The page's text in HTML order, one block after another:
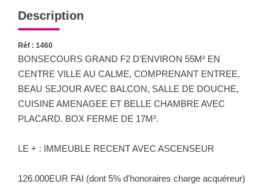
Description
Réf : 1460
BONSECOURS GRAND F2 D'ENVIRON 55M² EN
CENTRE VILLE AU CALME, COMPRENANT ENTREE,
BEAU SEJOUR AVEC BALCON, SALLE DE DOUCHE,
CUISINE AMENAGEE ET BELLE CHAMBRE AVEC
PLACARD. BOX FERME DE 17M².
LE + : IMMEUBLE RECENT AVEC ASCENSEUR
126.000EUR FAI (dont 5% d'honoraires charge acquéreur)